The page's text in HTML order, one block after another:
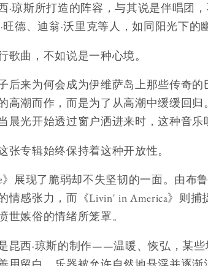
·琼斯所打造的阵容，与其说是伴唱团
旺德、迪翁·沃里克等人，如同阳光下的
歌曲，不如说是一种心境。
后来为何会成为伊维萨岛上那些传奇
高潮而作，而是为了从高潮中缓缓回
晨光开始透过窗户洒进来时，这种音乐
张专辑始终保持着这种开放性。
》展现了脆弱却不失坚韧的一面。由布
情感张力，而《Livin' in America》则
世嫉俗的情绪所笼罩。
昆西·琼斯的制作——温暖、恢弘，某